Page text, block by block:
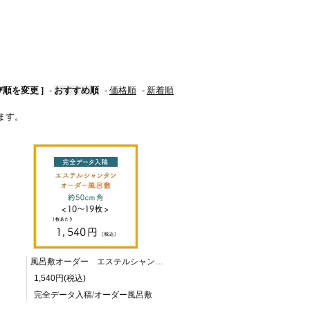
順を変更 ] - おすすめ順 - 価格順 - 新着順
。
風呂敷オーダー エステルシャンタン 50cm角/10～19枚
1,540円(税込)
完全データ入稿/オーダー風呂敷